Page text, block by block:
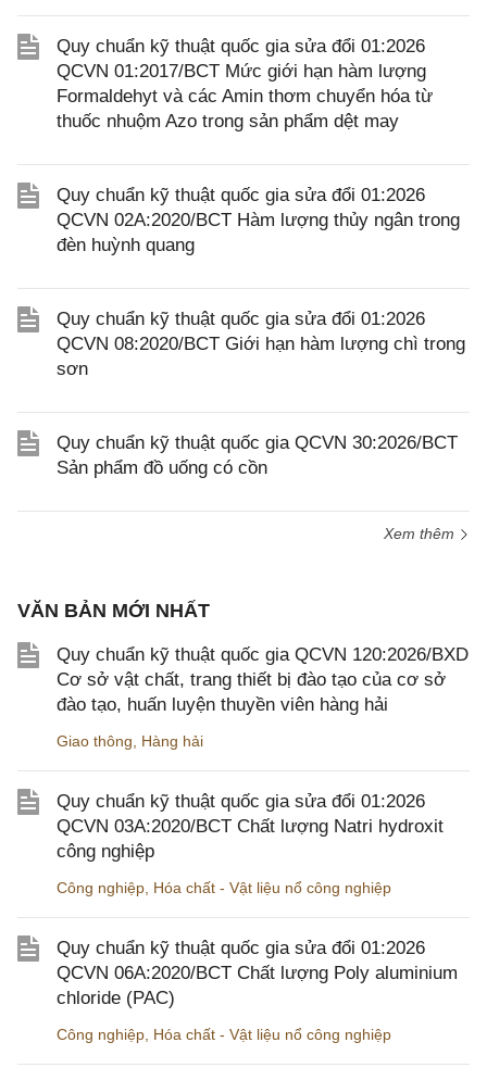
Quy chuẩn kỹ thuật quốc gia sửa đổi 01:2026
QCVN 01:2017/BCT Mức giới hạn hàm lượng
Formaldehyt và các Amin thơm chuyển hóa từ
thuốc nhuộm Azo trong sản phẩm dệt may
Quy chuẩn kỹ thuật quốc gia sửa đổi 01:2026
QCVN 02A:2020/BCT Hàm lượng thủy ngân trong
đèn huỳnh quang
Quy chuẩn kỹ thuật quốc gia sửa đổi 01:2026
QCVN 08:2020/BCT Giới hạn hàm lượng chì trong
sơn
Quy chuẩn kỹ thuật quốc gia QCVN 30:2026/BCT
Sản phẩm đồ uống có cồn
Xem thêm
VĂN BẢN MỚI NHẤT
Quy chuẩn kỹ thuật quốc gia QCVN 120:2026/BXD
Cơ sở vật chất, trang thiết bị đào tạo của cơ sở
đào tạo, huấn luyện thuyền viên hàng hải
Giao thông Hàng hải
Quy chuẩn kỹ thuật quốc gia sửa đổi 01:2026
QCVN 03A:2020/BCT Chất lượng Natri hydroxit
công nghiệp
Công nghiệp Hóa chất - Vật liệu nổ công nghiệp
Quy chuẩn kỹ thuật quốc gia sửa đổi 01:2026
QCVN 06A:2020/BCT Chất lượng Poly aluminium
chloride (PAC)
Công nghiệp Hóa chất - Vật liệu nổ công nghiệp